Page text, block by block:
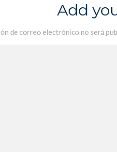
Add
de correo electrónico no será